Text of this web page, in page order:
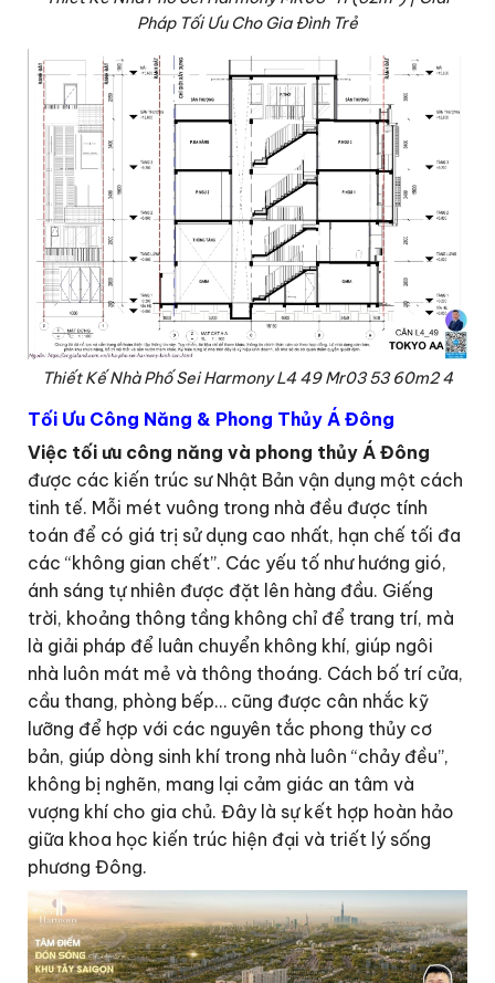
Pháp Tối Ưu Cho Gia Đình Trẻ
Thiết Kế Nhà Phố Sei Harmony L4 49 Mr03 53 60m2 4
Tối Ưu Công Năng & Phong Thủy Á Đông
Việc tối ưu công năng và phong thủy Á Đông
được các kiến trúc sư Nhật Bản vận dụng một cách
tinh tế. Mỗi mét vuông trong nhà đều được tính
toán để có giá trị sử dụng cao nhất, hạn chế tối đa
các “không gian chết”. Các yếu tố như hướng gió,
ánh sáng tự nhiên được đặt lên hàng đầu. Giếng
trời, khoảng thông tầng không chỉ để trang trí, mà
là giải pháp để luân chuyển không khí, giúp ngôi
nhà luôn mát mẻ và thông thoáng. Cách bố trí cửa,
cầu thang, phòng bếp… cũng được cân nhắc kỹ
lưỡng để hợp với các nguyên tắc phong thủy cơ
bản, giúp dòng sinh khí trong nhà luôn “chảy đều”,
không bị nghẽn, mang lại cảm giác an tâm và
vượng khí cho gia chủ. Đây là sự kết hợp hoàn hảo
giữa khoa học kiến trúc hiện đại và triết lý sống
phương Đông.